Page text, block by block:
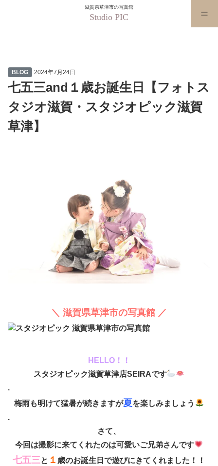
滋賀県草津市の写真館
Studio PIC
BLOG 2024年7月24日
七五三and１歳お誕生日【フォトス
タジオ滋賀・スタジオピック滋賀
草津】
＼ 滋賀県草津市の写真館 ／
HELLO！！
スタジオピック滋賀草津店SEIRAです
.
梅雨も明けて猛暑が続きますが夏を楽しみましょう
.
さて、
今回は撮影に来てくれたのは可愛いご兄弟さんです
七五三と １ 歳のお誕生日で遊びにきてくれました！！